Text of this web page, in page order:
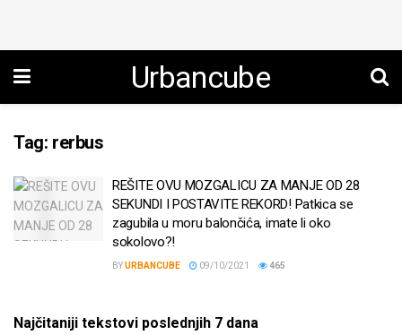
Urbancube
Tag: rerbus
REŠITE OVU MOZGALICU ZA MANJE OD 28
SEKUNDI I POSTAVITE REKORD! Patkica se
zagubila u moru balončića, imate li oko
sokolovo?!
BYURBANCUBE 09/10/2021 465
Najčitaniji tekstovi poslednjih 7 dana